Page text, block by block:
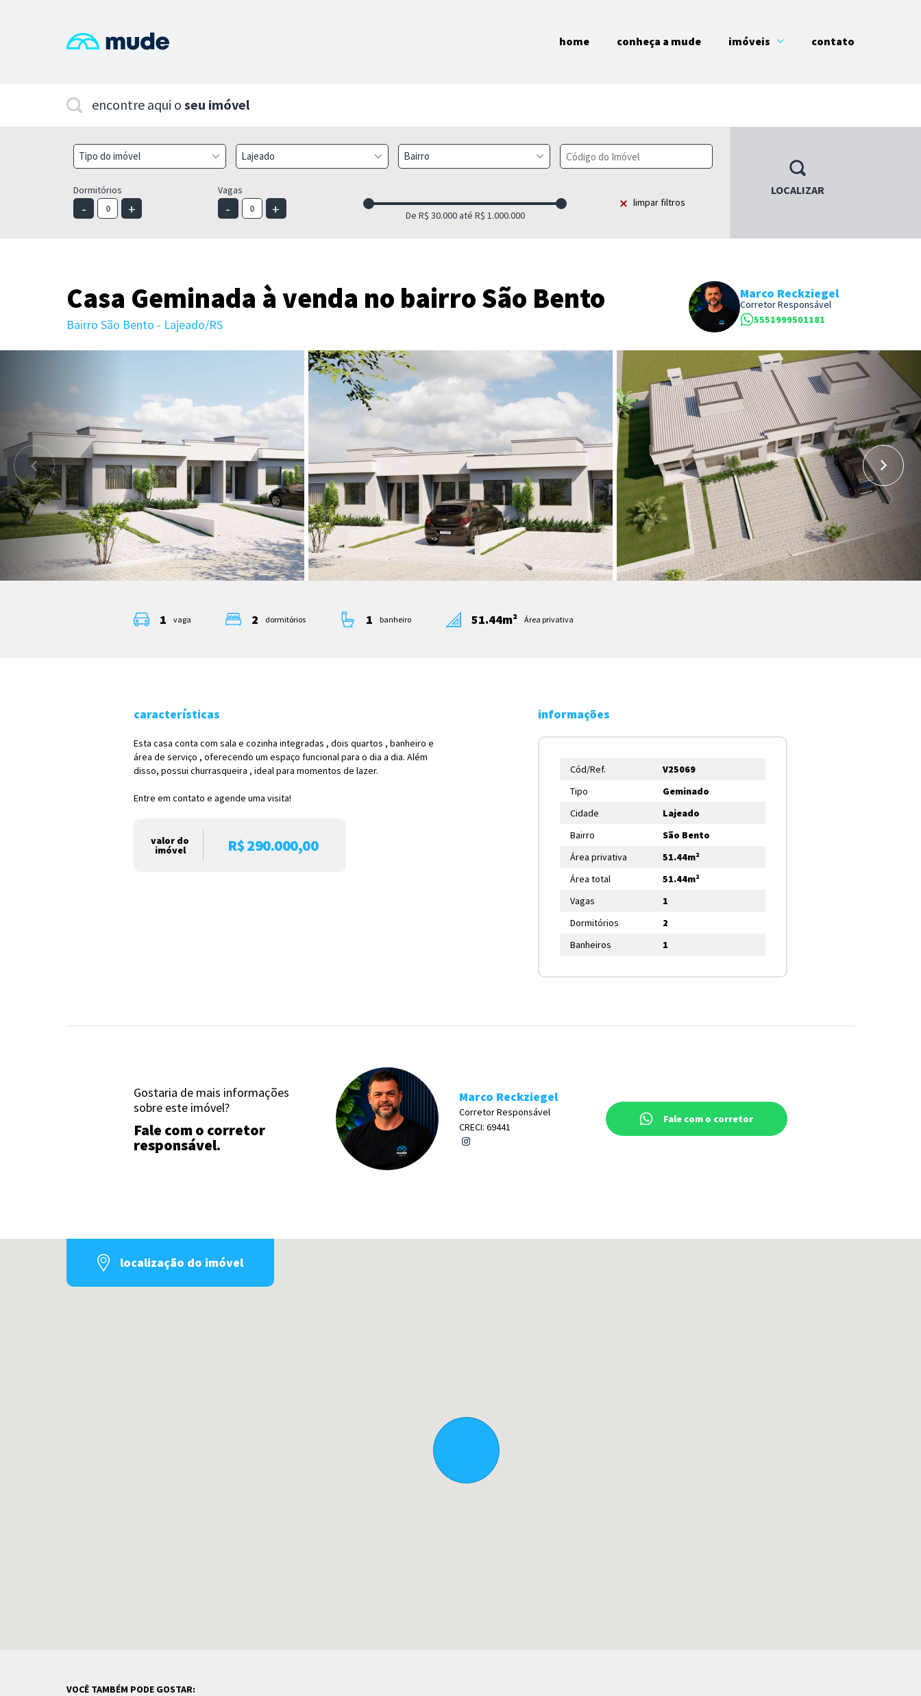
home conheça a mude imóveis contato
encontre aqui o seu imóvel
Tipo do imóvel Lajeado Bairro
Dormitórios
- +
Vagas
- + limpar filtros
LOCALIZAR
Casa Geminada à venda no bairro São Bento
Bairro São Bento - Lajeado/RS
Marco Reckziegel
Corretor Responsável
5551999501181
1 vaga 2 dormitórios 1 banheiro 51.44m² Área privativa
características
Esta casa conta com sala e cozinha integradas , dois quartos , banheiro e
área de serviço , oferecendo um espaço funcional para o dia a dia. Além
disso, possui churrasqueira , ideal para momentos de lazer.
Entre em contato e agende uma visita!
valor do
imóvel R$ 290.000,00
informações
Cód/Ref.
V25069
Tipo
Geminado
Cidade
Lajeado
Bairro
São Bento
Área privativa
51.44m²
Área total
51.44m²
Vagas
1
Dormitórios
2
Banheiros
1
Gostaria de mais informações
sobre este imóvel?
Fale com o corretor
responsável.
Marco Reckziegel
Corretor Responsável
CRECI: 69441
Fale com o corretor
localização do imóvel
VOCÊ TAMBÉM PODE GOSTAR: